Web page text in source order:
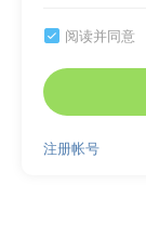
 阅读并同意
注册帐号